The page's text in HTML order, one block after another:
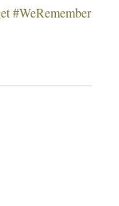
#WeRemember